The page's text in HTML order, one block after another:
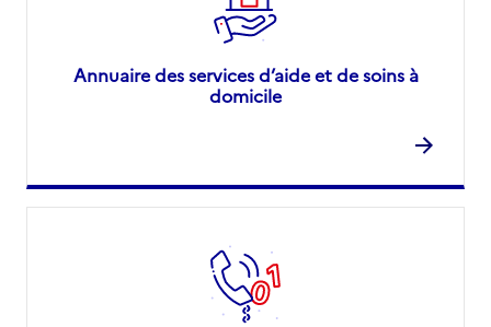
Annuaire des services d’aide et de soins à
domicile